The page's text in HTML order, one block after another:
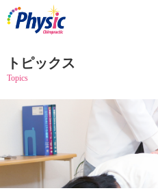
トピックス
Topics